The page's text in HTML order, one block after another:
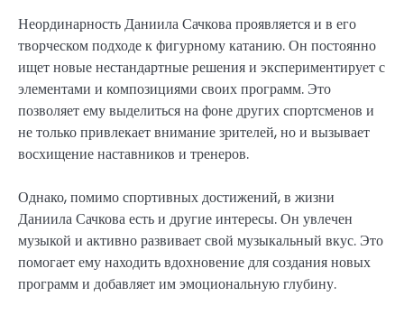
Неординарность Даниила Сачкова проявляется и в его
творческом подходе к фигурному катанию. Он постоянно
ищет новые нестандартные решения и экспериментирует с
элементами и композициями своих программ. Это
позволяет ему выделиться на фоне других спортсменов и
не только привлекает внимание зрителей, но и вызывает
восхищение наставников и тренеров.
Однако, помимо спортивных достижений, в жизни
Даниила Сачкова есть и другие интересы. Он увлечен
музыкой и активно развивает свой музыкальный вкус. Это
помогает ему находить вдохновение для создания новых
программ и добавляет им эмоциональную глубину.